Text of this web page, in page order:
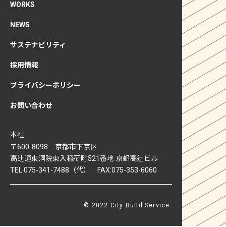
WORKS
NEWS
サステナビリティ
採用情報
プライバシーポリシー
お問い合わせ
本社
〒600-8098 京都市下京区
高辻通東洞院東入稲荷町521番地 京都高辻ビル
TEL:075-341-7488（代） FAX:075-353-6060
© 2022 City Build Service.